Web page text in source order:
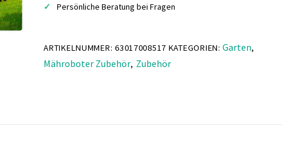
Persönliche Beratung bei Fragen
ARTIKELNUMMER:63017008517 KATEGORIEN:Garten,
Mähroboter Zubehör, Zubehör